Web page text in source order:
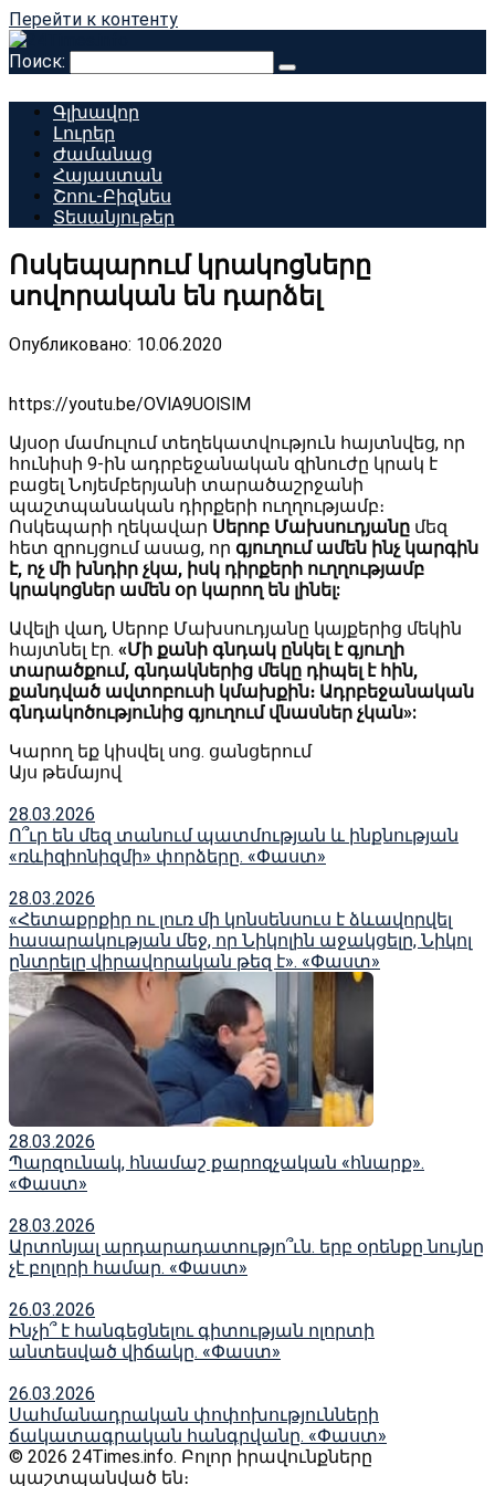
Перейти к контенту
Поиск:
Գլխավոր
Լուրեր
Ժամանաց
Հայաստան
Շոու-Բիզնես
Տեսանյութեր
Ոսկեպարում կրակոցները
սովորական են դարձել
Опубликовано: 10.06.2020
https://youtu.be/OVlA9UOlSlM
Այսօր մամուլում տեղեկատվություն հայտնվեց, որ
հունիսի 9-ին ադրբեջանական զինուժը կրակ է
բացել Նոյեմբերյանի տարածաշրջանի
պաշտպանական դիրքերի ուղղությամբ։
Ոսկեպարի ղեկավար Սերոբ Մախսուդյանը մեզ
հետ զրույցում ասաց, որ գյուղում ամեն ինչ կարգին
է, ոչ մի խնդիր չկա, իսկ դիրքերի ուղղությամբ
կրակոցներ ամեն օր կարող են լինել:
Ավելի վաղ, Սերոբ Մախսուդյանը կայքերից մեկին
հայտնել էր. «Մի քանի գնդակ ընկել է գյուղի
տարածքում, գնդակներից մեկը դիպել է հին,
քանդված ավտոբուսի կմախքին։ Ադրբեջանական
գնդակոծությունից գյուղում վնասներ չկան»:
Կարող եք կիսվել սոց․ ցանցերում
Այս թեմայով
28.03.2026
Ո՞ւր են մեզ տանում պատմության և ինքնության
«ռևիզիոնիզմի» փորձերը. «Փաստ»
28.03.2026
«Հետաքրքիր ու լուռ մի կոնսենսուս է ձևավորվել
հասարակության մեջ, որ Նիկոլին աջակցելը, Նիկոլ
ընտրելը վիրավորական թեզ է». «Փաստ»
28.03.2026
Պարզունակ, հնամաշ քարոզչական «հնարք».
«Փաստ»
28.03.2026
Արտոնյալ արդարադատությո՞ւն. երբ օրենքը նույնը
չէ բոլորի համար. «Փաստ»
26.03.2026
Ինչի՞ է հանգեցնելու գիտության ոլորտի
անտեսված վիճակը. «Փաստ»
26.03.2026
Սահմանադրական փոփոխությունների
ճակատագրական հանգրվանը. «Փաստ»
© 2026 24Times.info․ Բոլոր իրավունքները
պաշտպանված են։